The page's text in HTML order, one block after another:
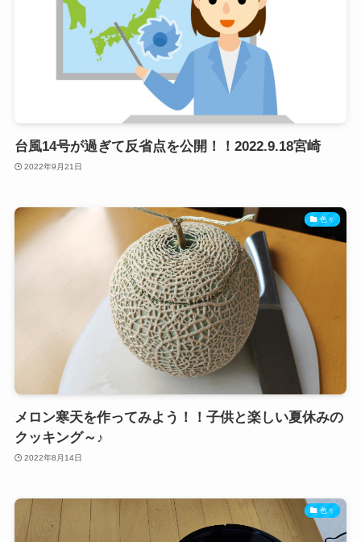
台風14号が過ぎて反省点を公開！！2022.9.18宮崎
2022年9月21日
色々
メロン寒天を作ってみよう！！子供と楽しい夏休みの
クッキング～♪
2022年8月14日
色々